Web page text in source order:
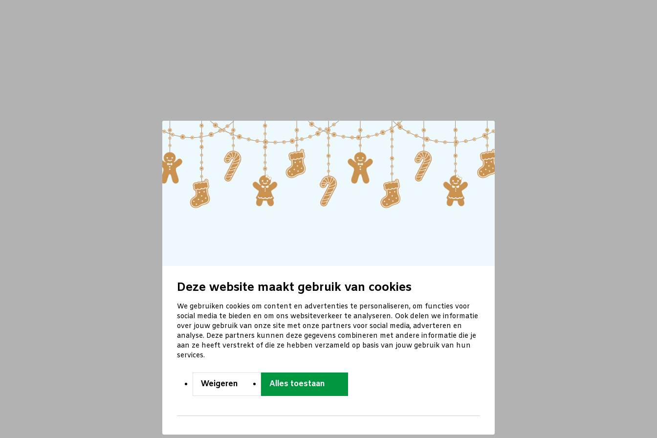
Deze website maakt gebruik van cookies
We gebruiken cookies om content en advertenties te personaliseren, om functies voor
social media te bieden en om ons websiteverkeer te analyseren. Ook delen we informatie
over jouw gebruik van onze site met onze partners voor social media, adverteren en
analyse. Deze partners kunnen deze gegevens combineren met andere informatie die je
aan ze heeft verstrekt of die ze hebben verzameld op basis van jouw gebruik van hun
services.
Weigeren Alles toestaan